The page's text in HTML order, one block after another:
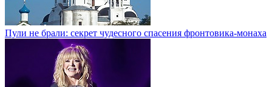
Пули не брали: секрет чудесного спасения фронтовика-монаха